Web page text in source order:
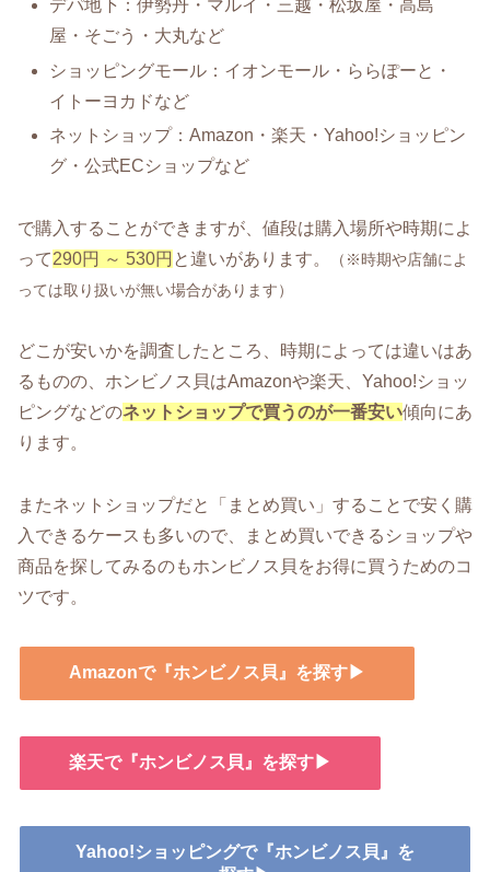
デパ地下：伊勢丹・マルイ・三越・松坂屋・高島
屋・そごう・大丸など
ショッピングモール：イオンモール・ららぽーと・
イトーヨカドなど
ネットショップ：Amazon・楽天・Yahoo!ショッピン
グ・公式ECショップなど
で購入することができますが、値段は購入場所や時期によ
って290円 ～ 530円 と違いがあります。
（※時期や店舗によ
っては取り扱いが無い場合があります）
どこが安いかを調査したところ、時期によっては違いはあ
るものの、ホンビノス貝はAmazonや楽天、Yahoo!ショッ
ピングなどのネットショップで買うのが一番安い傾向にあ
ります。
またネットショップだと「まとめ買い」することで安く購
入できるケースも多いので、まとめ買いできるショップや
商品を探してみるのもホンビノス貝をお得に買うためのコ
ツです。
Amazonで『ホンビノス貝』を探す▶
楽天で『ホンビノス貝』を探す▶
Yahoo!ショッピングで『ホンビノス貝』を